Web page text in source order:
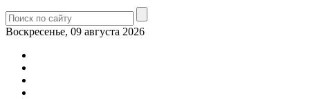
Воскресенье, 09 августа 2026